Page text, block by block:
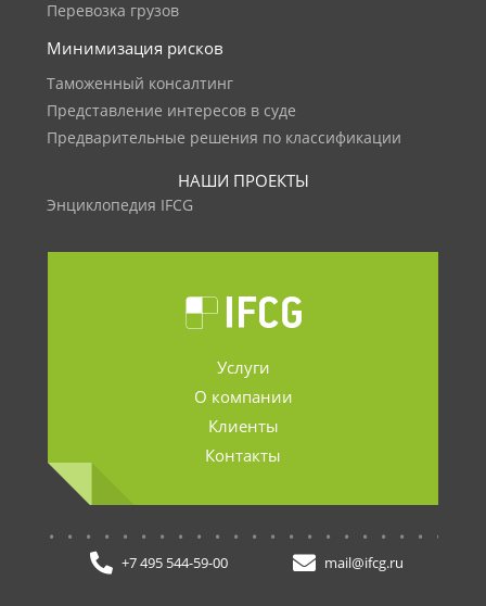
Перевозка грузов
Минимизация рисков
Таможенный консалтинг
Представление интересов в суде
Предварительные решения по классификации
НАШИ ПРОЕКТЫ
Энциклопедия IFCG
Услуги
О компании
Клиенты
Контакты
+7 495 544-59-00 mail@ifcg.ru